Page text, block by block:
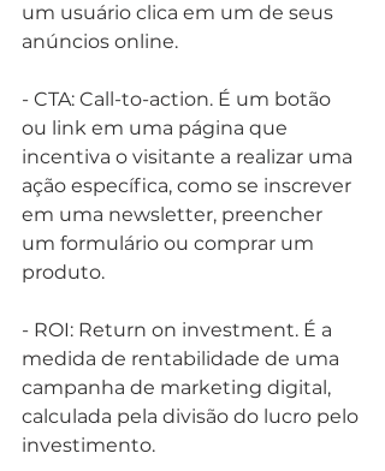
um usuário clica em um de seus
anúncios online.
- CTA: Call-to-action. É um botão
ou link em uma página que
incentiva o visitante a realizar uma
ação específica, como se inscrever
em uma newsletter, preencher
um formulário ou comprar um
produto.
- ROI: Return on investment. É a
medida de rentabilidade de uma
campanha de marketing digital,
calculada pela divisão do lucro pelo
investimento.